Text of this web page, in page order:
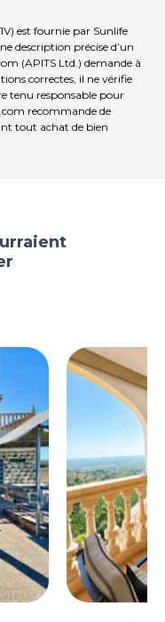
est fournie par Sunlife
description précise d’un
(APITS Ltd.) demande à
correctes, il ne vérifie
tenu responsable pour
recommande de
tout achat de bien